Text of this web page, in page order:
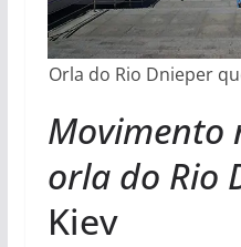
Orla do Rio Dnieper
Movimento
orla do Rio
Kiev